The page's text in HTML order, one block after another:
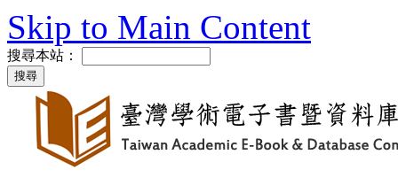
Skip to Main Content
搜尋本站：